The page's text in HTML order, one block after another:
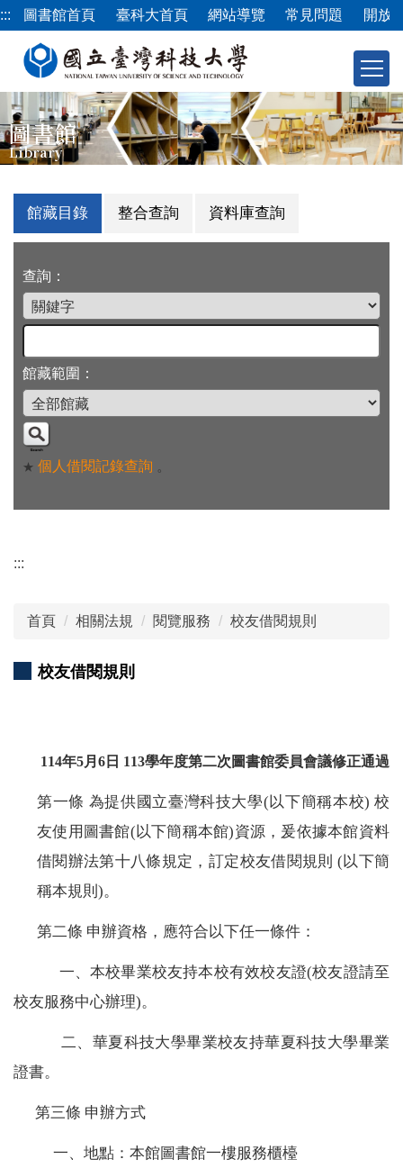
跳
到
內
容
區
::: 圖書館首頁 臺科大首頁 網站導覽 常見問題 開放
圖書館
Library
館藏目錄 整合查詢 資料庫查詢
查詢：
館藏範圍：
★ 個人借閱記錄查詢 。
:::
首頁 相關法規 閱覽服務 校友借閱規則
校友借閱規則
114年5月 6 日 113學年度第二次圖書館委員會議修正通過
第一條 為提供國立臺灣科技大學(以下簡稱本校)校
友使用圖書館(以下簡稱本館)資源，爰依據本館資料
借閱辦法第十八條規定，訂定校友借閱規則 (以下簡
稱本規則 )。
第二條 申辦資格，應符合以下任一條件：
一、本校畢業校友持本校有效校友證(校友證請至
校友服務中心辦理)。
二、華夏科技大學畢業校友持華夏科技大學畢業
證書。
第三條 申辦方式
一、 地點：本館圖書館一樓服務櫃檯